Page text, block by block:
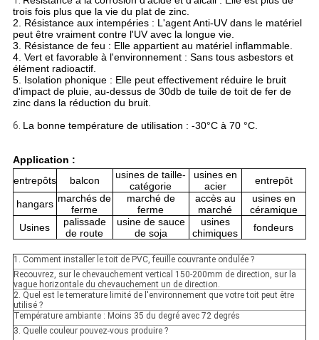
trois fois plus que la vie du plat de zinc.
2. Résistance aux intempéries : L'agent Anti-UV dans le matériel
peut être vraiment contre l'UV avec la longue vie.
3. Résistance de feu : Elle appartient au matériel inflammable.
4. Vert et favorable à l'environnement : Sans tous asbestors et
élément radioactif.
5. Isolation phonique : Elle peut effectivement réduire le bruit
d'impact de pluie, au-dessus de 30db de tuile de toit de fer de
zinc dans la réduction du bruit.
6. La bonne température de utilisation : -30°C à 70 °C.
Application :
entrepôts
balcon
usines de taille-
catégorie
usines en
acier
entrepôt
hangars marchés de
ferme
marché de
ferme
accès au
marché
usines en
céramique
Usines
palissade
de route
usine de sauce
de soja
usines
chimiques
fondeurs
1. Comment installer le toit de PVC, feuille couvrante ondulée ?
Recouvrez, sur le chevauchement vertical 150-200mm de direction, sur la
vague horizontale du chevauchement un de direction.
2. Quel est le temerature limité de l'environnement que votre toit peut être
utilisé ?
Température ambiante : Moins 35 du degré avec 72 degrés
3. Quelle couleur pouvez-vous produire ?